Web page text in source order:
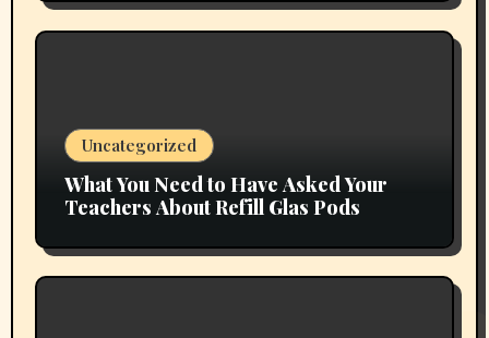
Uncategorized
What You Need to Have Asked Your
Teachers About Refill Glas Pods